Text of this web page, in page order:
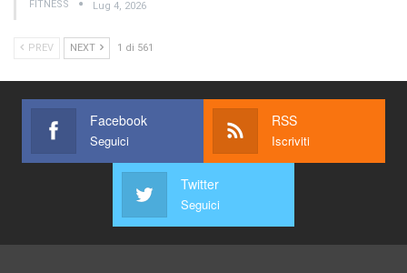
FITNESS Lug 4, 2026
PREV NEXT 1 di 561
Facebook
Seguici
RSS
Iscriviti
Twitter
Seguici